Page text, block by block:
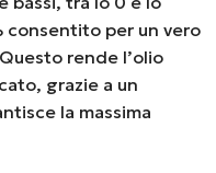
per un vero
rende l’olio
grazie a un
la massima